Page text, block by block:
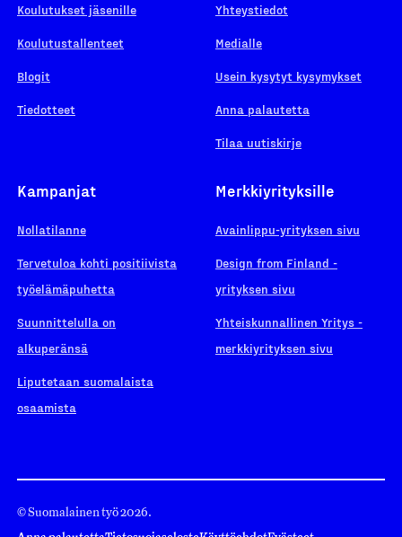
Koulutukset jäsenille
Koulutustallenteet
Blogit
Tiedotteet
Yhteystiedot
Medialle
Usein kysytyt kysymykset
Anna palautetta
Tilaa uutiskirje
Kampanjat
Nollatilanne
Tervetuloa kohti positiivista
työelämäpuhetta
Suunnittelulla on
alkuperänsä
Liputetaan suomalaista
osaamista
Merkkiyrityksille
Avainlippu-yrityksen sivu
Design from Finland -
yrityksen sivu
Yhteiskunnallinen Yritys -
merkkiyrityksen sivu
© Suomalainen työ 2026.